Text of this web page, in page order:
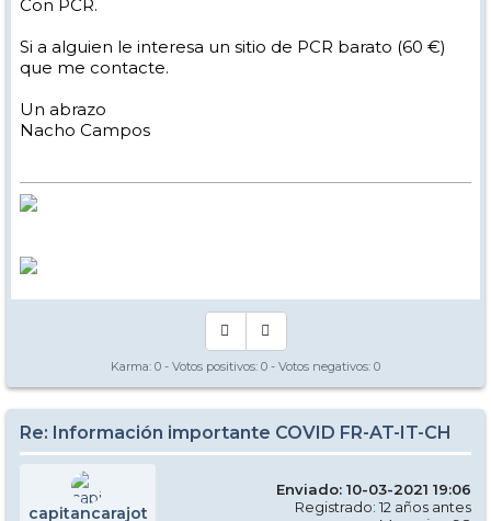
Con PCR.
Si a alguien le interesa un sitio de PCR barato (60 €)
que me contacte.
Un abrazo
Nacho Campos
Karma: 0 - Votos positivos: 0 - Votos negativos: 0
Re: Información importante COVID FR-AT-IT-CH
capitancarajot
Enviado: 10-03-2021 19:06
Registrado: 12 años antes